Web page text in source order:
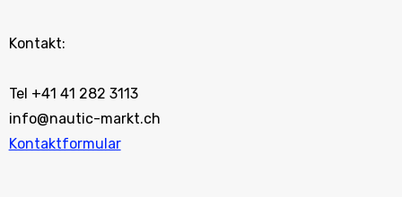
Kontakt:
Tel +41 41 282 3113
info@nautic-markt.ch
Kontaktformular